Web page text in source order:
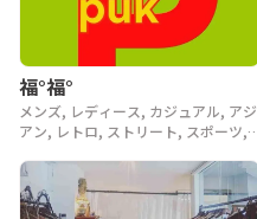
福°福°
メンズ, レディース, カジュアル, アジ
アン, レトロ, ストリート, スポーツ,